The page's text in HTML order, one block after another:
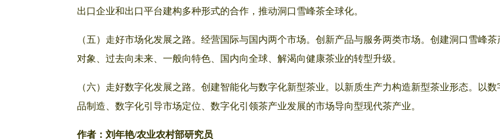
出口企业和出口平台建构多种形式的合作，推动洞口雪峰茶全球化。
（五）走好市场化发展之路。经营国际与国内两个市场。创新产品与服务两类市场。创建洞口雪峰
对象、过去向未来、一般向特色、国内向全球、解渴向健康茶业的转型升级。
（六）走好数字化发展之路。创建智能化与数字化新型茶业。以新质生产力构造新型茶业形态。以
品制造、数字化引导市场定位、数字化引领茶产业发展的市场导向型现代茶产业。
作者：刘年艳/农业农村部研究员